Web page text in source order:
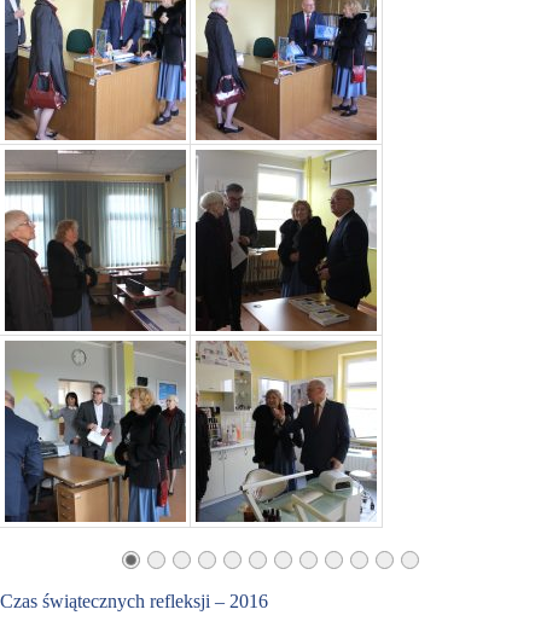
Czas świątecznych refleksji – 2016